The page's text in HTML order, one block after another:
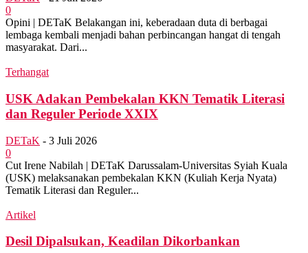
0
Opini | DETaK Belakangan ini, keberadaan duta di berbagai
lembaga kembali menjadi bahan perbincangan hangat di tengah
masyarakat. Dari...
Terhangat
USK Adakan Pembekalan KKN Tematik Literasi
dan Reguler Periode XXIX
DETaK - 3 Juli 2026
0
Cut Irene Nabilah | DETaK Darussalam-Universitas Syiah Kuala
(USK) melaksanakan pembekalan KKN (Kuliah Kerja Nyata)
Tematik Literasi dan Reguler...
Artikel
Desil Dipalsukan, Keadilan Dikorbankan